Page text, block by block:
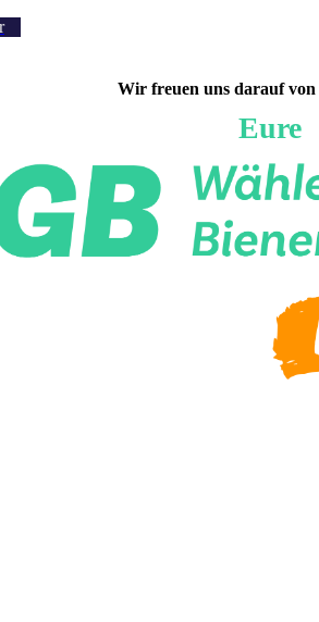
Wir freuen uns darauf von
Eure